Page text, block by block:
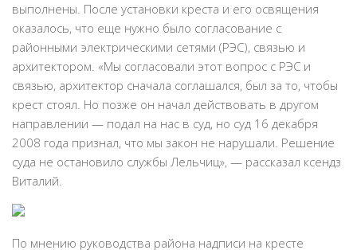
выполнены. После установки креста и его освящения
оказалось, что еще нужно было согласование с
районными электрическими сетями (РЭС), связью и
архитектором. «Мы согласовали этот вопрос с РЭС и
связью, архитектор сначала соглашался, был за то, чтобы
крест стоял. Но позже он начал действовать в другом
направлении — подал на нас в суд, но суд 16 декабря
2008 года признал, что мы закон не нарушали. Решение
суда не остановило службы Лельчиц», — рассказал ксендз
Виталий.
По мнению руководства района надписи на кресте